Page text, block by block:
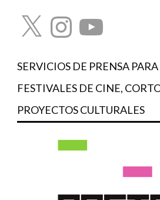
X InstagramYouTube
SERVICIOS DE PRENSA
FESTIVALES DE CINE,
PROYECTOS CULTURALES